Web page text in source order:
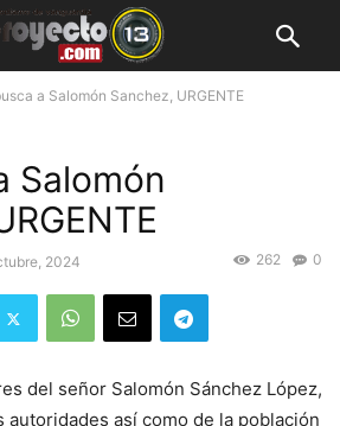
a Salomón Sanchez, URGENTE
Salomón
2024 0
262
del señor Salomón Sánchez López,
autoridades así como de la población